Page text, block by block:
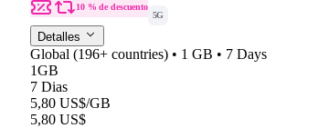
10 % de descuento
5G
Detalles
Global (196+ countries) • 1 GB • 7 Days
1GB
7 Dias
5,80 US$/GB
5,80 US$